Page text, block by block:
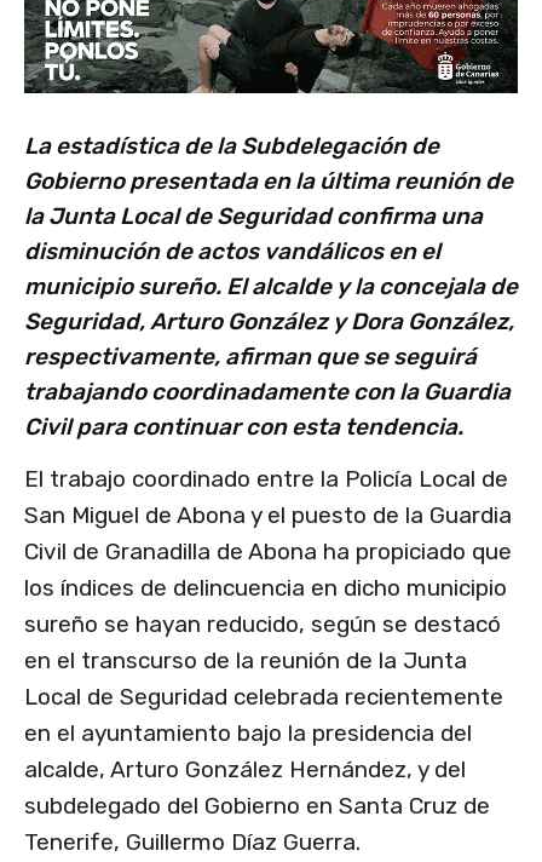
La estadística de la Subdelegación de
Gobierno presentada en la última reunión de
la Junta Local de Seguridad confirma una
disminución de actos vandálicos en el
municipio sureño. El alcalde y la concejala de
Seguridad, Arturo González y Dora González,
respectivamente, afirman que se seguirá
trabajando coordinadamente con la Guardia
Civil para continuar con esta tendencia.
El trabajo coordinado entre la Policía Local de
San Miguel de Abona y el puesto de la Guardia
Civil de Granadilla de Abona ha propiciado que
los índices de delincuencia en dicho municipio
sureño se hayan reducido, según se destacó
en el transcurso de la reunión de la Junta
Local de Seguridad celebrada recientemente
en el ayuntamiento bajo la presidencia del
alcalde, Arturo González Hernández, y del
subdelegado del Gobierno en Santa Cruz de
Tenerife, Guillermo Díaz Guerra.